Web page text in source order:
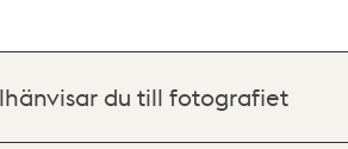
du till fotografiet